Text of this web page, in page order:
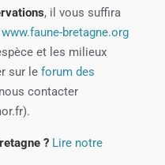
, il vous suffira
bretagne.org
et les milieux
sur le forum des
contacter
? Lire notre